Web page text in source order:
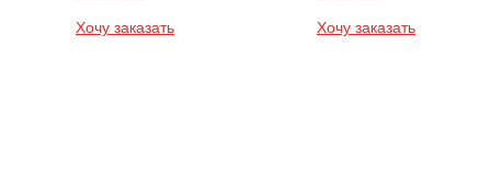
Хочу заказать Хочу заказать